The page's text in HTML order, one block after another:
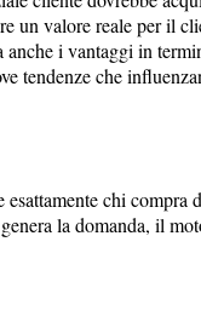
un valore reale per il
anche i vantaggi in
tendenze che
chi compra
la domanda, il